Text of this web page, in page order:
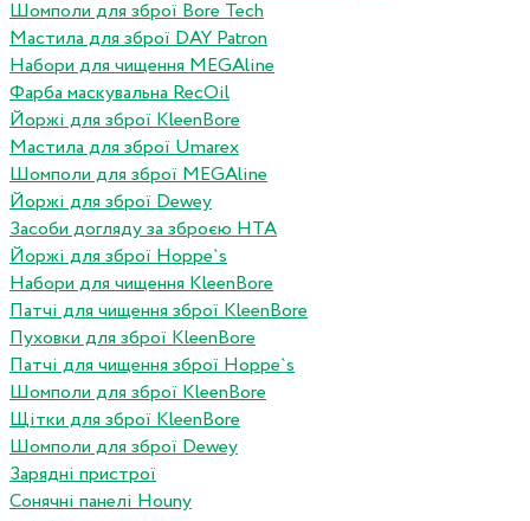
Шомполи для зброї Bore Tech
Мастила для зброї DAY Patron
Набори для чищення MEGAline
Фарба маскувальна RecOil
Йоржі для зброї KleenBore
Мастила для зброї Umarex
Шомполи для зброї MEGAline
Йоржі для зброї Dewey
Засоби догляду за зброєю HTA
Йоржі для зброї Hoppe`s
Набори для чищення KleenBore
Патчі для чищення зброї KleenBore
Пуховки для зброї KleenBore
Патчі для чищення зброї Hoppe`s
Шомполи для зброї KleenBore
Щітки для зброї KleenBore
Шомполи для зброї Dewey
Зарядні пристрої
Сонячні панелі Houny